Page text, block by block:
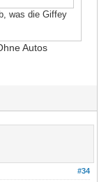
was die Giffey
Autos
#34